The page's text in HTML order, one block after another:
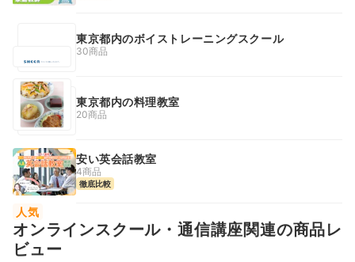
東京都内のボイストレーニングスクール
30商品
東京都内の料理教室
20商品
安い英会話教室
4商品
徹底比較
人気
オンラインスクール・通信講座関連の商品レ
ビュー